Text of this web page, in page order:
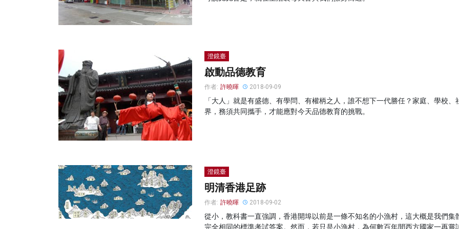
澄鏡臺
啟動品德教育
作者: 許曉暉 2018-09-09
「大人」就是有盛德、有學問、有權柄之人，誰不想下一代勝任？家庭、學校、
界，務須共同攜手，才能應對今天品德教育的挑戰。
澄鏡臺
明清香港足跡
作者: 許曉暉 2018-09-02
從小，教科書一直強調，香港開埠以前是一條不知名的小漁村，這大概是我們集
完全相同的標準考試答案。然而，若只是小漁村，為何數百年間西方國家一再嘗